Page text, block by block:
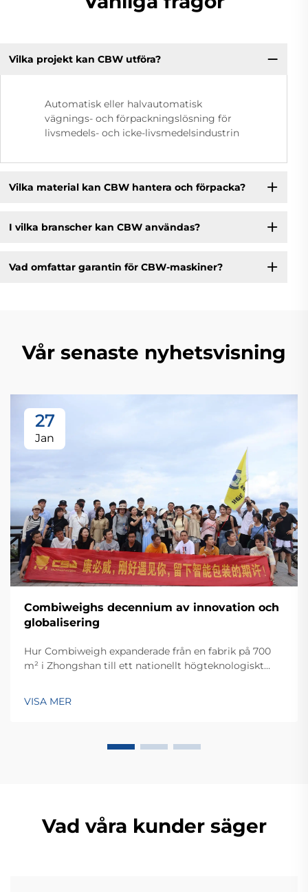
Vilka projekt kan CBW utföra?
Automatisk eller halvautomatisk
vägnings- och förpackningslösning för
livsmedels- och icke-livsmedelsindustrin
Vilka material kan CBW hantera och förpacka?
I vilka branscher kan CBW användas?
Vad omfattar garantin för CBW-maskiner?
Vår senaste nyhetsvisning
27
Jan
Combiweighs decennium av innovation och
globalisering
Hur Combiweigh expanderade från en fabrik på 700
m² i Zhongshan till ett nationellt högteknologiskt
OEM/ODM-konsultation.
VISA MER
Vad våra kunder säger